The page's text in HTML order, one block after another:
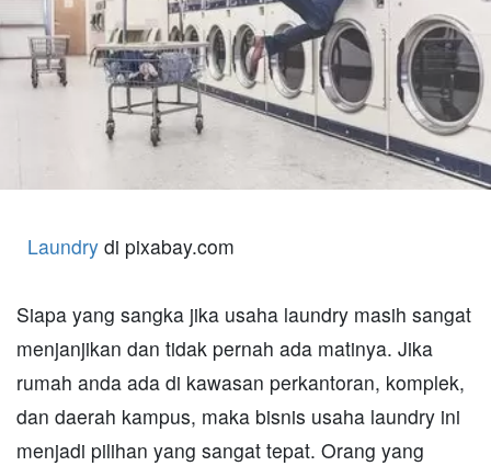
Laundry di pixabay.com
Siapa yang sangka jika usaha laundry masih sangat
menjanjikan dan tidak pernah ada matinya. Jika
rumah anda ada di kawasan perkantoran, komplek,
dan daerah kampus, maka bisnis usaha laundry ini
menjadi pilihan yang sangat tepat. Orang yang